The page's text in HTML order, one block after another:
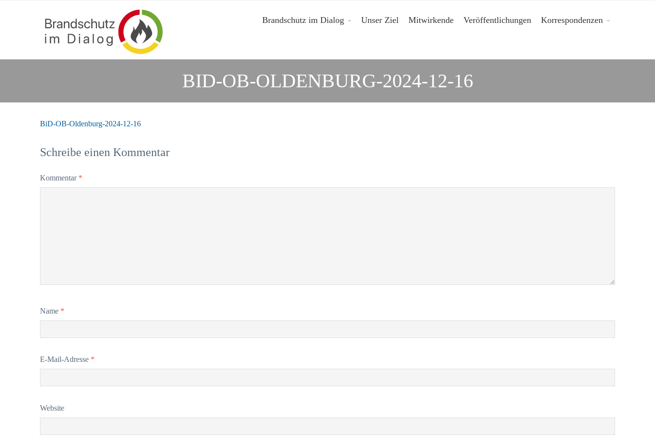
Brandschutz im Dialog Unser Ziel Mitwirkende Veröffentlichungen Korrespondenzen
BID-OB-OLDENBURG-2024-12-16
BiD-OB-Oldenburg-2024-12-16
Schreibe einen Kommentar
Kommentar *
Name *
E-Mail-Adresse *
Website